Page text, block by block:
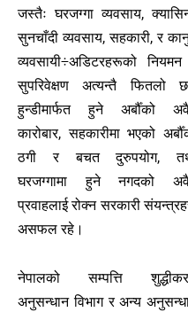
जस्तैः घरजग्गा व्यवसाय,
सुनचाँदी व्यवसाय, सहकारी, र
व्यवसायी÷अडिटरहरूको
सुपरिवेक्षण अत्यन्तै फितलो
हुन्डीमार्फत हुने अर्बौँको
कारोबार, सहकारीमा भएको
ठगी र बचत दुरुपयोग,
घरजग्गामा हुने नगदको
प्रवाहलाई रोक्न सरकारी
असफल रहे।
नेपालको सम्पत्ति
अनुसन्धान विभाग र अन्य